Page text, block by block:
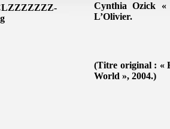
Cynthia Ozick
L’Olivier.
(Titre original : «
World », 2004.)